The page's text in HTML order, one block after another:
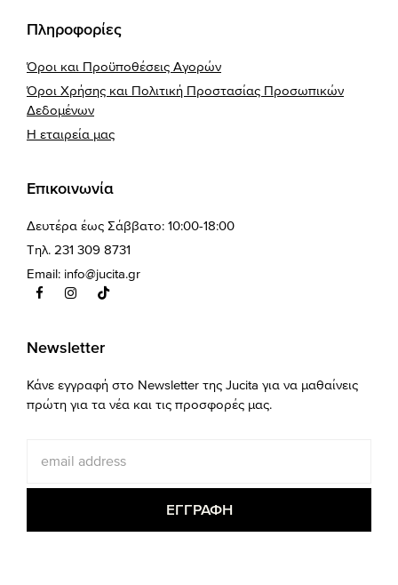
Πληροφορίες
Όροι και Προϋποθέσεις Αγορών
Όροι Χρήσης και Πολιτική Προστασίας Προσωπικών
Δεδομένων
Η εταιρεία μας
Επικοινωνία
Δευτέρα έως Σάββατο: 10:00-18:00
Τηλ. 231 309 8731
Email: info@jucita.gr
Newsletter
Κάνε εγγραφή στο Newsletter της Jucita για να μαθαίνεις
πρώτη για τα νέα και τις προσφορές μας.